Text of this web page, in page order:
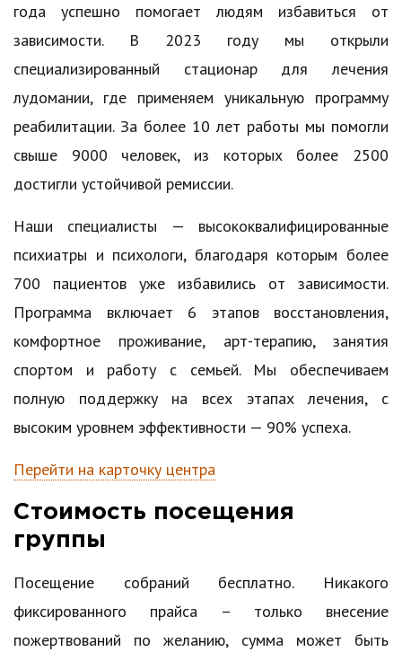
года успешно помогает людям избавиться от
зависимости. В 2023 году мы открыли
специализированный стационар для лечения
лудомании, где применяем уникальную программу
реабилитации. За более 10 лет работы мы помогли
свыше 9000 человек, из которых более 2500
достигли устойчивой ремиссии.
Наши специалисты — высококвалифицированные
психиатры и психологи, благодаря которым более
700 пациентов уже избавились от зависимости.
Программа включает 6 этапов восстановления,
комфортное проживание, арт-терапию, занятия
спортом и работу с семьей. Мы обеспечиваем
полную поддержку на всех этапах лечения, с
высоким уровнем эффективности — 90% успеха.
Перейти на карточку центра
Стоимость посещения
группы
Посещение собраний бесплатно. Никакого
фиксированного прайса – только внесение
пожертвований по желанию, сумма может быть